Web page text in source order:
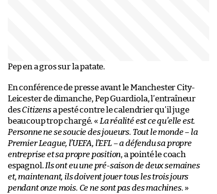
Pep en a gros sur la patate.
En conférence de presse avant le Manchester City-
Leicester de dimanche, Pep Guardiola, l’entraîneur
desCitizensa pesté contre le calendrier qu’il juge
beaucoup trop chargé. « La réalité est ce qu’elle est.
Personne ne se soucie des joueurs. Tout le monde – la
Premier League, l’UEFA, l’EFL – a défendu sa propre
entreprise et sa propre position, a pointé le coach
espagnol. Ils ont eu une pré-saison de deux semaines
et, maintenant, ils doivent jouer tous les trois jours
pendant onze mois. Ce ne sont pas des machines. »